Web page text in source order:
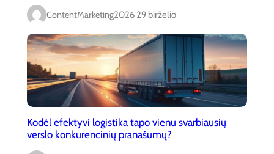
ContentMarketing2026 29 birželio
Kodėl efektyvi logistika tapo vienu svarbiausių
verslo konkurencinių pranašumų?